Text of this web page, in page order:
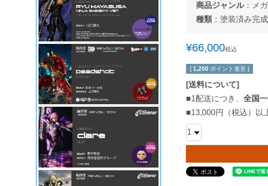
商品ジャンル：
メ
種類 ： 塗装済み完
¥66,000税込
[ 1,200 ポイント進呈 ]
[送料について]
■1配送につき、 全国
■13,000円（税込）以